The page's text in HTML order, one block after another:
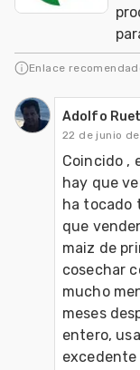
Enlace
Adolfo
22 de junio
Coincido ,
hay que
ha tocado
que
maiz de
cosechar
mucho
meses
entero,